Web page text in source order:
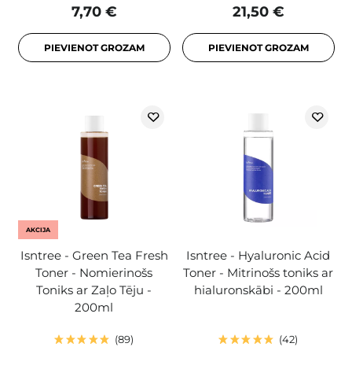
7,70 €
PIEVIENOT GROZAM
21,50 €
PIEVIENOT GROZAM
AKCIJA
Isntree - Green Tea Fresh
Toner - Nomierinošs
Toniks ar Zaļo Tēju -
200ml
89
Isntree - Hyaluronic Acid
Toner - Mitrinošs toniks ar
hialuronskābi - 200ml
42